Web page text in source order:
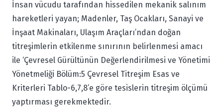
İnsan vücudu tarafından hissedilen mekanik salınım
hareketleri yayan; Madenler, Taş Ocakları, Sanayi ve
İnşaat Makinaları, Ulaşım Araçları’ndan doğan
titreşimlerin etkilenme sınırının belirlenmesi amacı
ile ‘Çevresel Gürültünün Değerlendirilmesi ve Yönetimi
Yönetmeliği Bölüm:5 Çevresel Titreşim Esas ve
Kriterleri Tablo-6,7,8’e göre tesislerin titreşim ölçümü
yaptırması gerekmektedir.